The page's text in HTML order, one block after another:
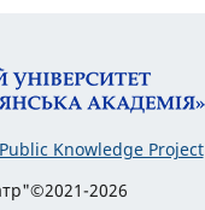
Public Knowledge Project
2026